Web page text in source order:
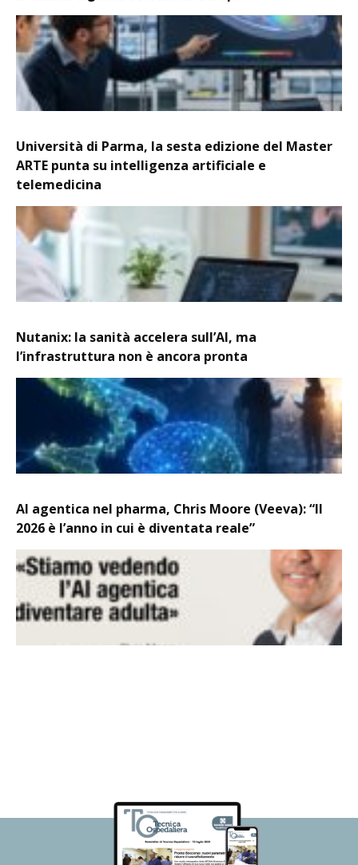
Università di Parma, la sesta edizione del Master
ARTE punta su intelligenza artificiale e
telemedicina
Nutanix: la sanità accelera sull’AI, ma
l’infrastruttura non è ancora pronta
AI agentica nel pharma, Chris Moore (Veeva): “Il
2026 è l’anno in cui è diventata reale”